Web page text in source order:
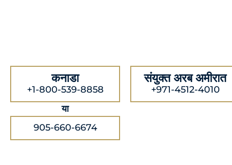
कनाडा
+1-800-539-8858
या
905-660-6674
संयुक्त अरब अमीरात
+971-4512-4010